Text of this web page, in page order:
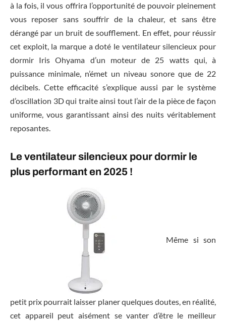
à la fois, il vous offrira l’opportunité de pouvoir pleinement
vous reposer sans souffrir de la chaleur, et sans être
dérangé par un bruit de soufflement. En effet, pour réussir
cet exploit, la marque a doté le ventilateur silencieux pour
dormir Iris Ohyama d’un moteur de 25 watts qui, à
puissance minimale, n’émet un niveau sonore que de 22
décibels. Cette efficacité s’explique aussi par le système
d’oscillation 3D qui traite ainsi tout l’air de la pièce de façon
uniforme, vous garantissant ainsi des nuits véritablement
reposantes.
Le ventilateur silencieux pour dormir le
plus performant en 2025 !
Même si son
petit prix pourrait laisser planer quelques doutes, en réalité,
cet appareil peut aisément se vanter d’être le meilleur